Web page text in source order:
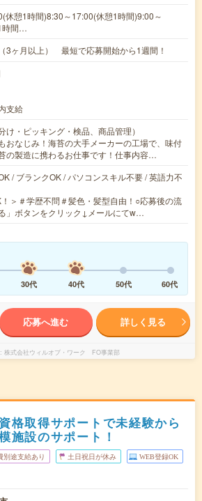
休憩1時間)8:30～17:00(休憩1時間)9:00～
時間…
3ヶ月以上） 最短で応募開始から1週間！
支給
け・ピッキング・検品、商品管理）
おなじみ！海苔の大手メーカーの工場で、味付
の製造に携わるお仕事です！仕事内容…
/ ブランクOK / パソコンスキル不要 / 英語力不
！＞＃学歴不問＃髪色・髪型自由！○応募後の流
」ボタンをクリック↓メールにてw…
30代 40代 50代 60代
応募へ進む 詳しく見る
株式会社ウィルオブ・ワーク FO事業部
格取得サポートで未経験から
施設のサポート！
別途支給あり 土日祝日が休み WEB登録OK